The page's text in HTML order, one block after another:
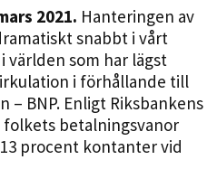
2021. Hanteringen av
snabbt i vårt
världen som har lägst
i förhållande till
BNP. Enligt Riksbankens
folkets betalningsvanor
procent kontanter vid
Nödvändiga